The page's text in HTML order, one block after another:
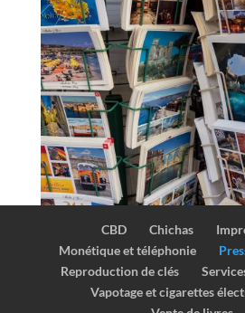
CBD Chichas
Monétique et téléphonie
Reproduction de clés
Vapotage et cigarettes